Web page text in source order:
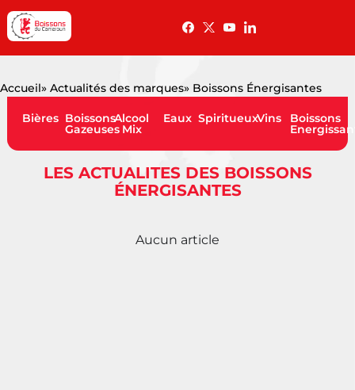
Accueil» Actualités des marques» Boissons Énergisantes
Bières Boissons
Gazeuses
Alcool
Mix
Eaux SpiritueuxVins Boissons
LES ACTUALITES DES BOISSONS
ÉNERGISANTES
Aucun article